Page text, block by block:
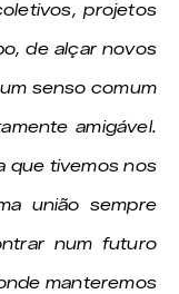
projetos
de alçar novos
senso comum
amigável.
que tivemos nos
união sempre
num futuro
manteremos